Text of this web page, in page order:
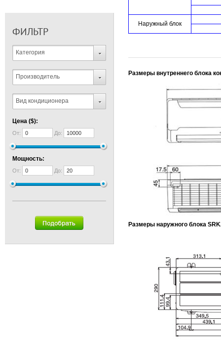
ФИЛЬТР
Категория
Производитель
Вид кондиционера
Цена ($):
От: До:
Мощность:
От: До:
Наружный блок
Размеры внутреннего блока
Размеры наружного блока